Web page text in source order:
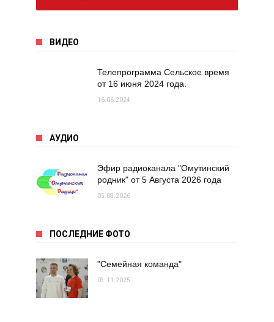
ВИДЕО
Телепрограмма Сельское время
от 16 июня 2024 года.
16.06.2024
АУДИО
Эфир радиоканала "Омутинский
родник" от 5 Августа 2026 года
05.08.2026
ПОСЛЕДНИЕ ФОТО
"Семейная команда"
03.11.2025